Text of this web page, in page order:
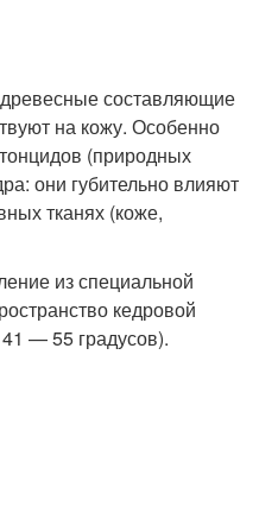
составляющие
на кожу. Особенно
(природных
они губительно влияют
тканях (коже,
из специальной
кедровой
— 55 градусов).